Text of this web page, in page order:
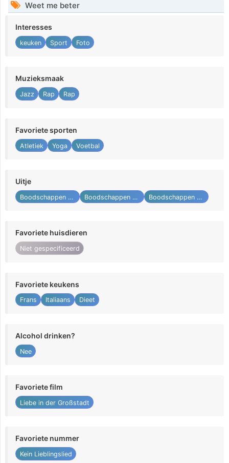
Weet me beter
Interesses
keuken Sport Foto
Muzieksmaak
Jazz Rap Rap
Favoriete sporten
Atletiek Yoga Voetbal
Uitje
Boodschappen doen Boodschappen doen Boodschappen doen
Favoriete huisdieren
Niet gespecificeerd
Favoriete keukens
Frans Italiaans Dieet
Alcohol drinken?
Nee
Favoriete film
Liebe in der Großstadt
Favoriete nummer
Kein Lieblingslied